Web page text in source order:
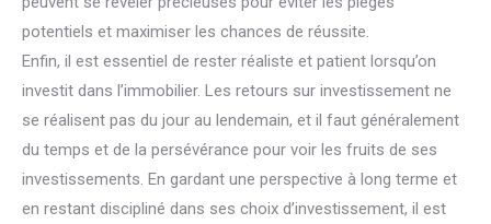
potentiels et maximiser les chances de réussite.
Enfin, il est essentiel de rester réaliste et patient lorsqu’on
investit dans l’immobilier. Les retours sur investissement ne
se réalisent pas du jour au lendemain, et il faut généralement
du temps et de la persévérance pour voir les fruits de ses
investissements. En gardant une perspective à long terme et
en restant discipliné dans ses choix d’investissement, il est